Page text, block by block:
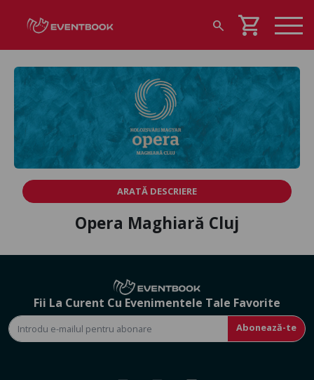
search shopping_cart
ARATĂ DESCRIERE
Opera Maghiară Cluj
Fii La Curent Cu Evenimentele Tale Favorite
Abonează-te